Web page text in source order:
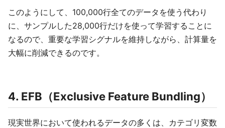
このようにして、100,000行全てのデータを使う代わり
に、サンプルした28,000行だけを使って学習することに
なるので、重要な学習シグナルを維持しながら、計算量を
大幅に削減できるのです。
4. EFB（Exclusive Feature Bundling）
現実世界において使われるデータの多くは、カテゴリ変数